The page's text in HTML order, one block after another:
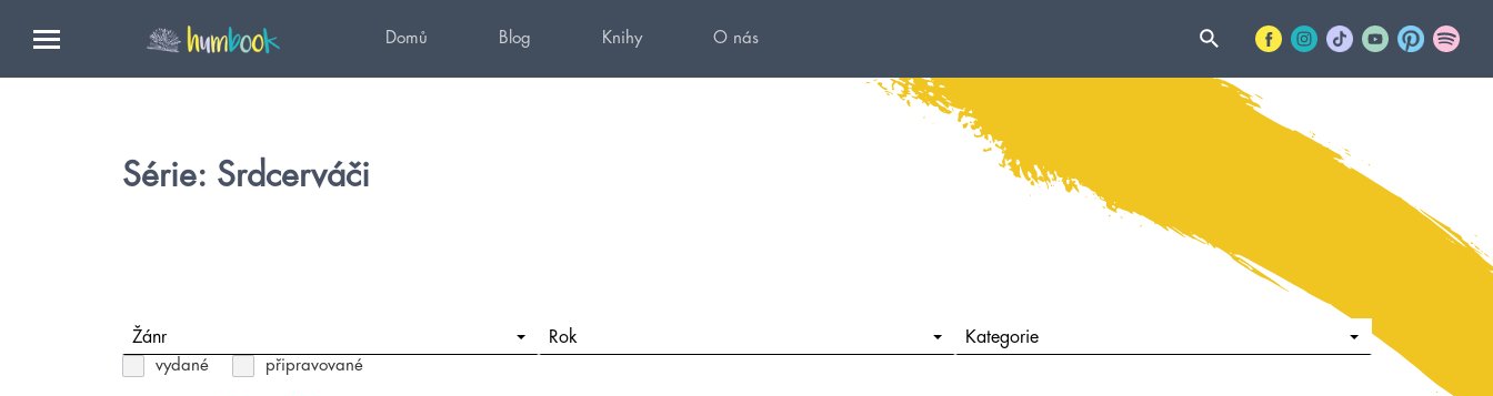
Domů Blog Knihy O nás
Série: Srdcerváči
Žánr Rok Kategorie
vydané připravované